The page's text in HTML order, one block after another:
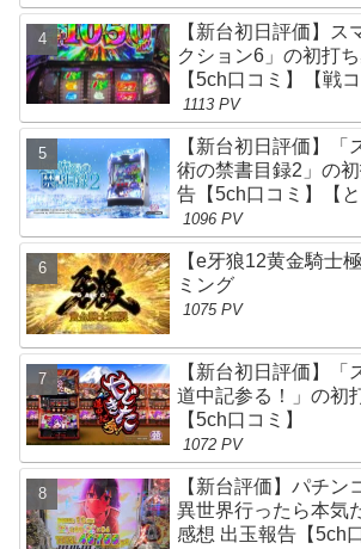
【新台初日評価】ス
クション6」の初打
【5ch口コミ】【戦コ
1113 PV
【新台初日評価】「
術の禁書目録2」の
告【5ch口コミ】【と
1096 PV
【e牙狼12黄金騎士
ミング
1075 PV
【新台初日評価】「
道中記参る！」の初
【5ch口コミ】
1072 PV
【新台評価】パチン
異世界行ったら本気
感想 出玉報告【5ch